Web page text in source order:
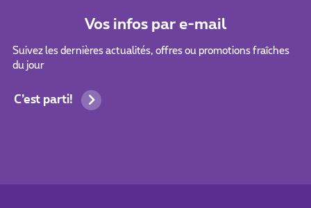
Vos infos par e-mail
Suivez les dernières actualités, offres ou promotions fraîches
du jour
C’est parti!